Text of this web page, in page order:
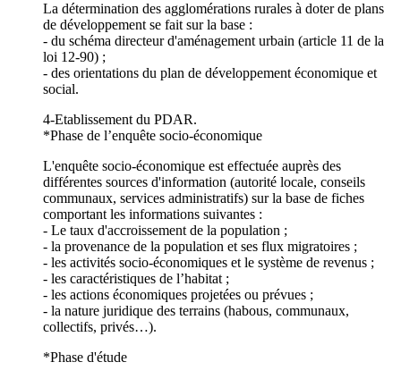
La détermination des agglomérations rurales à doter de plans
de développement se fait sur la base :
- du schéma directeur d'aménagement urbain (article 11 de la
loi 12-90) ;
- des orientations du plan de développement économique et
social.
4-Etablissement du PDAR.
*Phase de l’enquête socio-économique
L'enquête socio-économique est effectuée auprès des
différentes sources d'information (autorité locale, conseils
communaux, services administratifs) sur la base de fiches
comportant les informations suivantes :
- Le taux d'accroissement de la population ;
- la provenance de la population et ses flux migratoires ;
- les activités socio-économiques et le système de revenus ;
- les caractéristiques de l’habitat ;
- les actions économiques projetées ou prévues ;
- la nature juridique des terrains (habous, communaux,
collectifs, privés…).
*Phase d'étude